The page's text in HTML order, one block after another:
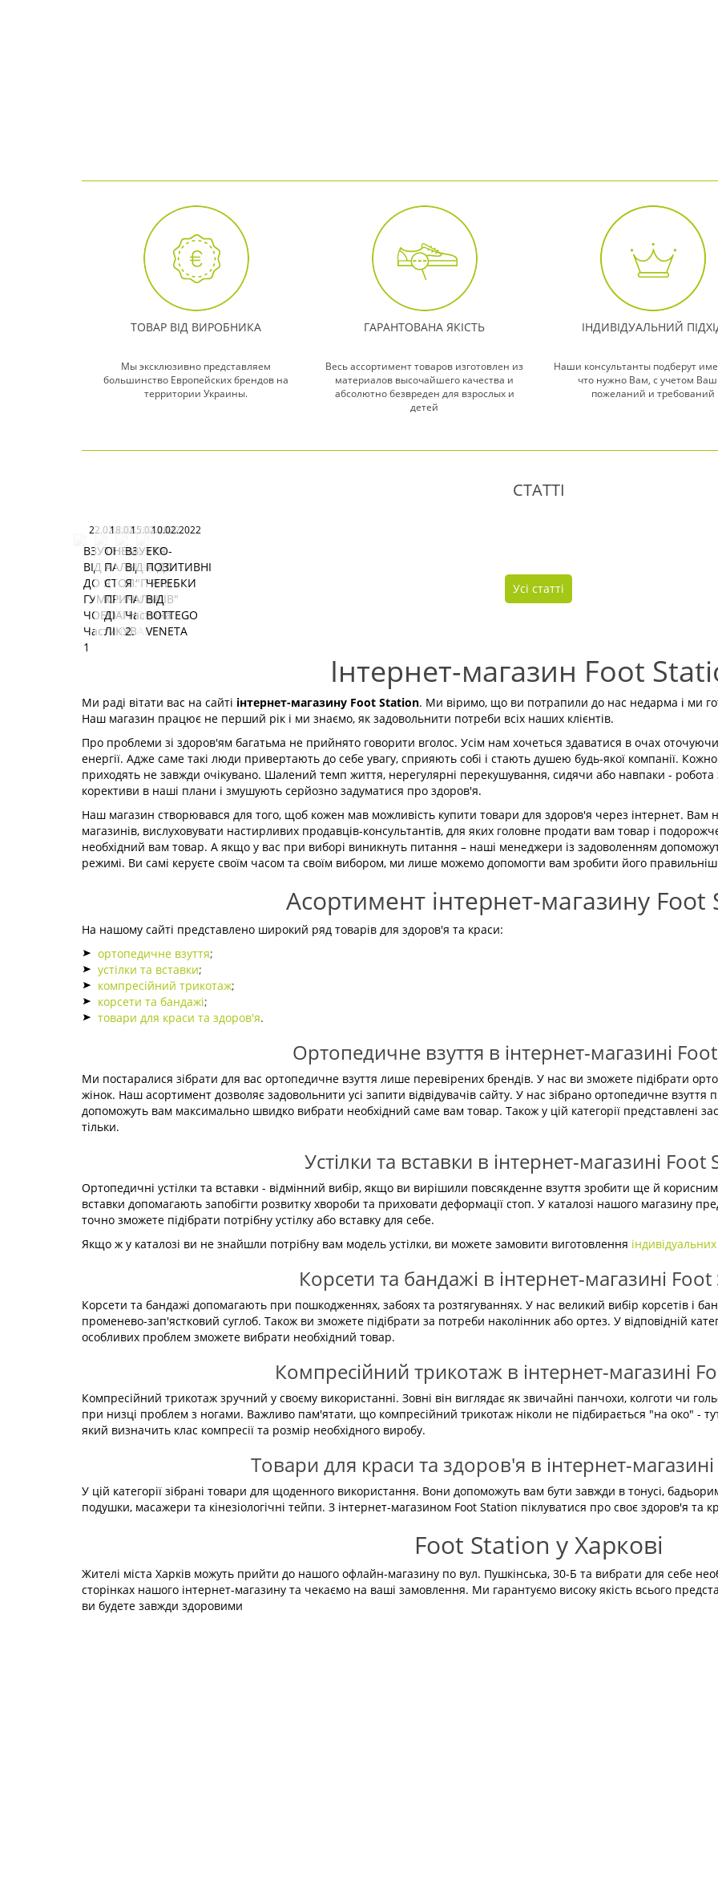
ТОВАР ВІД ВИРОБНИКА
Мы эксклюзивно представляем
большинство Европейских брендов на
территории Украины.
ГАРАНТОВАНА ЯКІСТЬ
Весь ассортимент товаров изготовлен из
материалов высочайшего качества и
абсолютно безвреден для взрослых и
детей
ІНДИВІДУАЛЬНИЙ
Наши консультанты подберут
что нужно Вам, с учетом
пожеланий и требований
СТАТТІ
ВЗУТТЯ
ВІД А
ДО Я
ГУМОВІ
ЧОБОТИ
Частина
1
22.02.2022
ОНЕМІННЯ
ПАЛЬЦІВ
СТОП:
ПРИЧИНИ,
ДІАГНОСТИКА,
ЛІКУВАННЯ
18.02.2022
ВЗУТТЯ
ВІД А ДО
Я "П'ЯТЬ
ПАЛЬЦІВ"
Частина
2.
15.02.2022
ЕКО-
ПОЗИТИВНІ
ЧЕРЕБКИ
ВІД
BOTTEGO
VENETA
10.02.2022
Усі статті
Інтернет-магазин Foot
Ми раді вітати вас на сайті інтернет-магазину Foot Station. Ми віримо, що ви потрапили до нас недарма і ми
Наш магазин працює не перший рік і ми знаємо, як задовольнити потреби всіх наших клієнтів.
Про проблеми зі здоров'ям багатьма не прийнято говорити вголос. Усім нам хочеться здаватися в очах
енергії. Адже саме такі люди привертають до себе увагу, сприяють собі і стають душею будь-якої компанії.
приходять не завжди очікувано. Шалений темп життя, нерегулярні перекушування, сидячи або навпаки - робота
корективи в наші плани і змушують серйозно задуматися про здоров'я.
Наш магазин створювався для того, щоб кожен мав можливість купити товари для здоров'я через інтернет. Вам
магазинів, вислуховувати настирливих продавців-консультантів, для яких головне продати вам товар і
необхідний вам товар. А якщо у вас при виборі виникнуть питання – наші менеджери із задоволенням
режимі. Ви самі керуєте своїм часом та своїм вибором, ми лише можемо допомогти вам зробити його
Асортимент інтернет-магазину Foot
На нашому сайті представлено широкий ряд товарів для здоров'я та краси:
ортопедичне взуття;
устілки та вставки;
компресійний трикотаж;
корсети та бандажі;
товари для краси та здоров'я.
Ортопедичне взуття в інтернет-магазині
Ми постаралися зібрати для вас ортопедичне взуття лише перевірених брендів. У нас ви зможете підібрати
жінок. Наш асортимент дозволяє задовольнити усі запити відвідувачів сайту. У нас зібрано ортопедичне взуття
допоможуть вам максимально швидко вибрати необхідний саме вам товар. Також у цій категорії представлені
тільки.
Устілки та вставки в інтернет-магазині Foot
Ортопедичні устілки та вставки - відмінний вибір, якщо ви вирішили повсякденне взуття зробити ще й
вставки допомагають запобігти розвитку хвороби та приховати деформації стоп. У каталозі нашого магазину
точно зможете підібрати потрібну устілку або вставку для себе.
Якщо ж у каталозі ви не знайшли потрібну вам модель устілки, ви можете замовити виготовлення
Корсети та бандажі в інтернет-магазині
Корсети та бандажі допомагають при пошкодженнях, забоях та розтягуваннях. У нас великий вибір корсетів і
променево-зап'ястковий суглоб. Також ви зможете підібрати за потреби наколінник або ортез. У відповідній
особливих проблем зможете вибрати необхідний товар.
Компресійний трикотаж в інтернет-магазині
Компресійний трикотаж зручний у своєму використанні. Зовні він виглядає як звичайні панчохи, колготи чи
при низці проблем з ногами. Важливо пам'ятати, що компресійний трикотаж ніколи не підбирається "на око" -
який визначить клас компресії та розмір необхідного виробу.
Товари для краси та здоров'я в інтернет-
У цій категорії зібрані товари для щоденного використання. Вони допоможуть вам бути завжди в тонусі,
подушки, масажери та кінезіологічні тейпи. З інтернет-магазином Foot Station піклуватися про своє здоров'я та
Foot Station у Харкові
Жителі міста Харків можуть прийти до нашого офлайн-магазину по вул. Пушкінська, 30-Б та вибрати для себе
сторінках нашого інтернет-магазину та чекаємо на ваші замовлення. Ми гарантуємо високу якість всього
ви будете завжди здоровими